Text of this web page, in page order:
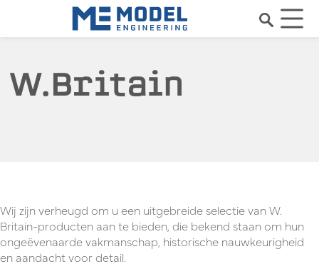
W.Britain
Wij zijn verheugd om u een uitgebreide selectie van W.
Britain-producten aan te bieden, die bekend staan om hun
ongeëvenaarde vakmanschap, historische nauwkeurigheid
en aandacht voor detail.